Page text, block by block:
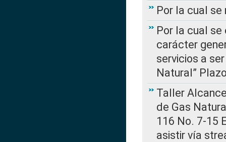
Por la cual se
Por la cual
carácter
servicios a
Natural”
Taller
de Gas
116 No. 7-15
asistir vía